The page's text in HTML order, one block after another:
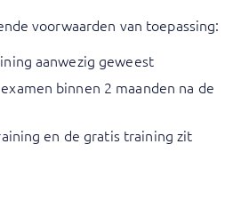
voorwaarden van toepassing:
aanwezig geweest
binnen 2 maanden na de
en de gratis training zit